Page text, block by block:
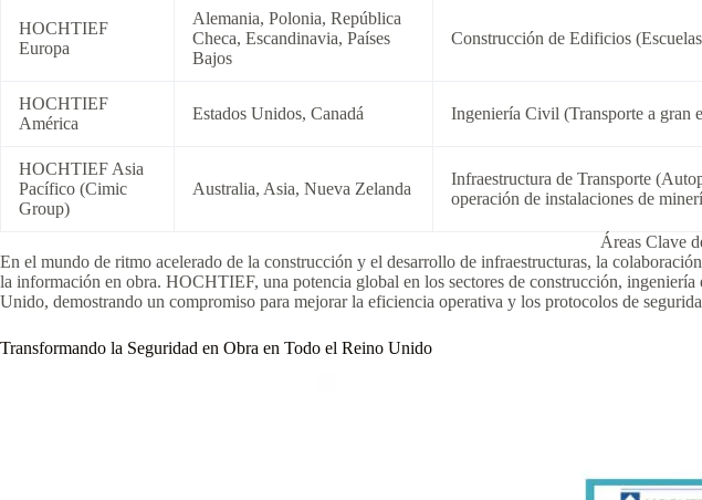
HOCHTIEF
Europa
Alemania, Polonia, República
Checa, Escandinavia, Países
Bajos
Construcción de Edificios
HOCHTIEF
América
Estados Unidos, Canadá Ingeniería Civil (Transporte a gran
HOCHTIEF Asia
Pacífico (Cimic
Group)
Australia, Asia, Nueva Zelanda
Infraestructura de Transporte
operación de instalaciones de
Áreas Clave
En el mundo de ritmo acelerado de la construcción y el desarrollo de infraestructuras, la
la información en obra. HOCHTIEF, una potencia global en los sectores de construcción,
Unido, demostrando un compromiso para mejorar la eficiencia operativa y los protocolos de
Transformando la Seguridad en Obra en Todo el Reino Unido